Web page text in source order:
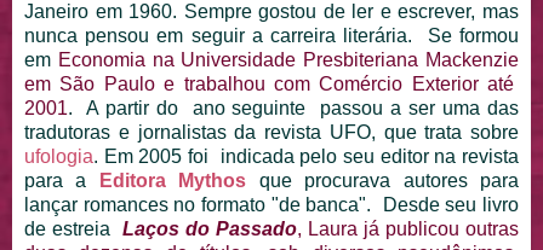
Janeiro em 1960. Sempre gostou de ler e escrever, mas
nunca pensou em seguir a carreira literária. Se formou
em Economia na Universidade Presbiteriana Mackenzie
em São Paulo e trabalhou com Comércio Exterior até
2001. A partir do ano seguinte passou a ser uma das
tradutoras e jornalistas da revista UFO, que trata sobre
ufologia. Em 2005 foi indicada pelo seu editor na revista
para a
Editora Mythos que procurava autores para
lançar romances no formato "de banca". Desde seu livro
de estreia
Laços do Passado, Laura já publicou outras